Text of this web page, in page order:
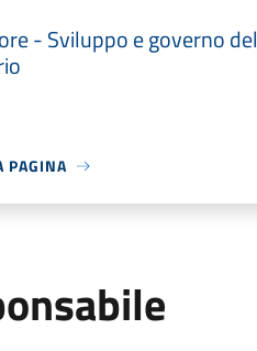
- Sviluppo e governo del
PAGINA